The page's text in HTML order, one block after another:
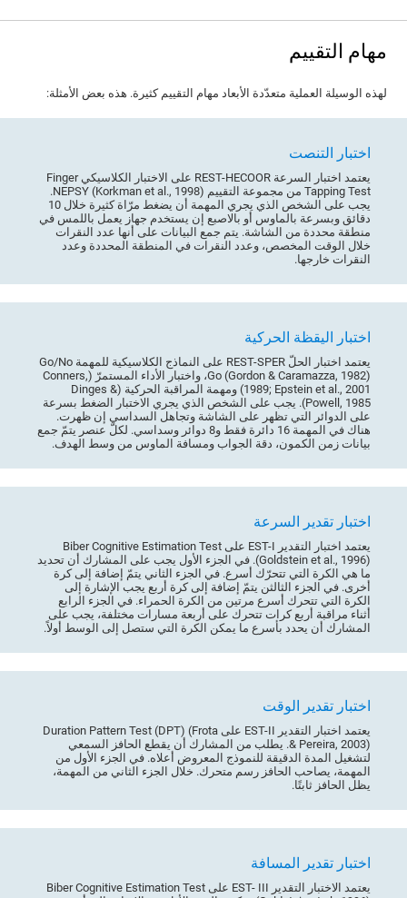
مهام التقييم
لهذه الوسيلة العملية متعدّدة الأبعاد مهام التقييم كثيرة. هذه بعض الأمثلة:
اختبار التنصت
يعتمد اختبار السرعة REST-HECOOR على الاختبار الكلاسيكي Finger
Tapping Test من مجموعة التقييم NEPSY (Korkman et al., 1998).
يجب على الشخص الذي يجري المهمة أن يضغط مرّاة كثيرة خلال 10
دقائق وبسرعة بالماوس أو بالاصبع إن يستخدم جهاز يعمل باللمس في
منطقة محددة من الشاشة. يتم جمع البيانات على أنها عدد النقرات
خلال الوقت المخصص، وعدد النقرات في المنطقة المحددة وعدد
النقرات خارجها.
اختبار اليقظة الحركية
يعتمد اختبار الحلّ REST-SPER على النماذج الكلاسيكية للمهمة Go/No
Go (Gordon & Caramazza, 1982)، واختبار الأداء المستمرّ (Conners,
1989; Epstein et al., 2001) ومهمة المراقبة الحركية (Dinges &
Powell, 1985). يجب على الشخص الذي يجري الاختبار الضغط بسرعة
على الدوائر التي تظهر على الشاشة وتجاهل السداسي إن ظهرت.
هناك في المهمة 16 دائرة فقط و8 دوائر وسداسي. لكلّ عنصر يتمّ جمع
بيانات زمن الكمون، دقة الجواب ومسافة الماوس من وسط الهدف.
اختبار تقدير السرعة
يعتمد اختبار التقدير EST-I على Biber Cognitive Estimation Test
(Goldstein et al., 1996). في الجزء الأول يجب على المشارك أن تحديد
ما هي الكرة التي تتحرّك أسرع. في الجزء الثاني يتمّ إضافة إلى كرة
أخرى. في الجزء الثالثن يتمّ إضافة إلى كرة أربع يجب الإشارة إلى
الكرة التي تتحرك أسرع مرتين من الكرة الحمراء. في الجزء الرابع
أثناء مراقبة أربع كرات تتحرك على أربعة مسارات مختلفة، يجب على
المشارك أن يحدد بأسرع ما يمكن الكرة التي ستصل إلى الوسط أولاً.
اختبار تقدير الوقت
يعتمد اختبار التقدير EST-II على Duration Pattern Test (DPT) (Frota
& Pereira, 2003). يطلب من المشارك أن يقطع الحافز السمعي
لتشغيل المدة الدقيقة للنموذج المعروض أعلاه. في الجزء الأول من
المهمة، يصاحب الحافز رسم متحرك. خلال الجزء الثاني من المهمة،
يظل الحافز ثابتًا.
اختبار تقدير المسافة
يعتمد الاختبار التقدير EST- III على Biber Cognitive Estimation Test